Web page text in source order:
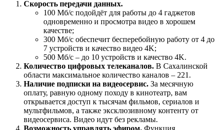
Скорость передачи данных.
100 Мб/с подойдёт для работы до 4 гаджетов
одновременно и просмотра видео в хорошем
качестве;
300 Мб/с обеспечит бесперебойную работу от 4 до
7 устройств и качество видео 4K;
500 Мб/с – до 10 устройств и качество 4K.
Количество цифровых телеканалов. В Сахалинской
области максимальное количество каналов – 221.
Наличие подписки на видеосервис. За месячную
оплату, равную одному походу в кинотеатр, вам
открывается доступ к тысячам фильмов, сериалов и
мультфильмов, а также эксклюзивному контенту от
видеосервиса. Видео идут без рекламы.